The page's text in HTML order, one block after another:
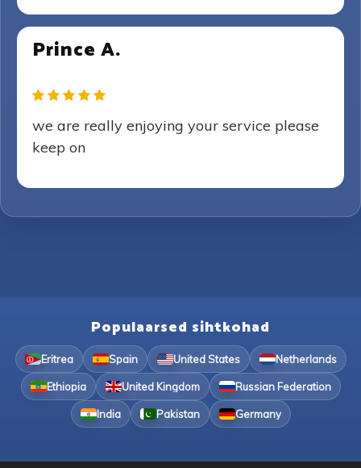
Prince A.
we are really enjoying your service please
keep on
Populaarsed sihtkohad
Eritrea Spain United States Netherlands
Ethiopia United Kingdom Russian Federation
India Pakistan Germany